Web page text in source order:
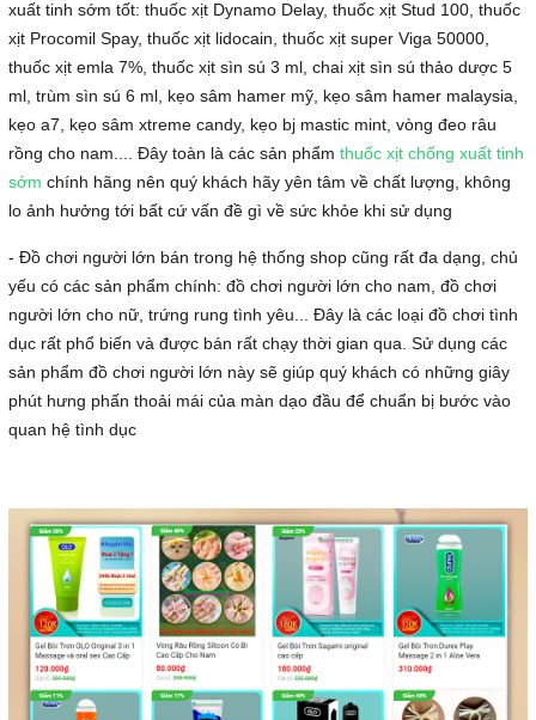
xuất tinh sớm tốt: thuốc xịt Dynamo Delay, thuốc xịt Stud 100, thuốc
xịt Procomil Spay, thuốc xịt lidocain, thuốc xịt super Viga 50000,
thuốc xịt emla 7%, thuốc xịt sìn sú 3 ml, chai xịt sìn sú thảo dược 5
ml, trùm sìn sú 6 ml, kẹo sâm hamer mỹ, kẹo sâm hamer malaysia,
kẹo a7, kẹo sâm xtreme candy, kẹo bj mastic mint, vòng đeo râu
rồng cho nam.... Đây toàn là các sản phẩm thuốc xịt chống xuất tinh
sớm chính hãng nên quý khách hãy yên tâm về chất lượng, không
lo ảnh hưởng tới bất cứ vấn đề gì về sức khỏe khi sử dụng
- Đồ chơi người lớn bán trong hệ thống shop cũng rất đa dạng, chủ
yếu có các sản phẩm chính: đồ chơi người lớn cho nam, đồ chơi
người lớn cho nữ, trứng rung tình yêu... Đây là các loại đồ chơi tình
dục rất phổ biến và được bán rất chạy thời gian qua. Sử dụng các
sản phẩm đồ chơi người lớn này sẽ giúp quý khách có những giây
phút hưng phấn thoải mái của màn dạo đầu để chuẩn bị bước vào
quan hệ tình dục